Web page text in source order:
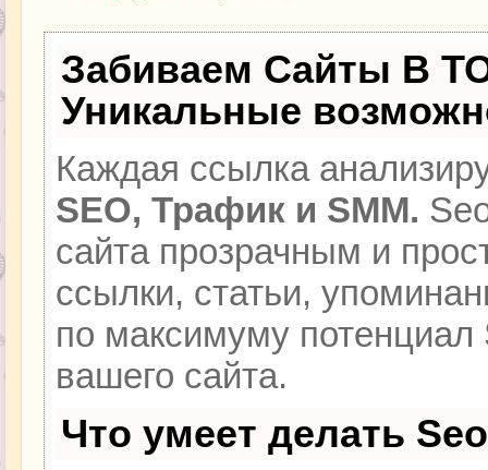
Забиваем Сайты В
Уникальные
Каждая ссылка
SEO, Трафик и SMM.
сайта прозрачным и
ссылки, статьи,
по максимуму
вашего сайта.
Что умеет делать